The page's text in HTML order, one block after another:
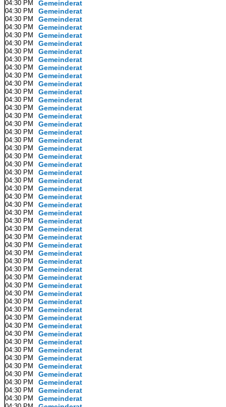
04:30 PM Gemeinderat
04:30 PM Gemeinderat
04:30 PM Gemeinderat
04:30 PM Gemeinderat
04:30 PM Gemeinderat
04:30 PM Gemeinderat
04:30 PM Gemeinderat
04:30 PM Gemeinderat
04:30 PM Gemeinderat
04:30 PM Gemeinderat
04:30 PM Gemeinderat
04:30 PM Gemeinderat
04:30 PM Gemeinderat
04:30 PM Gemeinderat
04:30 PM Gemeinderat
04:30 PM Gemeinderat
04:30 PM Gemeinderat
04:30 PM Gemeinderat
04:30 PM Gemeinderat
04:30 PM Gemeinderat
04:30 PM Gemeinderat
04:30 PM Gemeinderat
04:30 PM Gemeinderat
04:30 PM Gemeinderat
04:30 PM Gemeinderat
04:30 PM Gemeinderat
04:30 PM Gemeinderat
04:30 PM Gemeinderat
04:30 PM Gemeinderat
04:30 PM Gemeinderat
04:30 PM Gemeinderat
04:30 PM Gemeinderat
04:30 PM Gemeinderat
04:30 PM Gemeinderat
04:30 PM Gemeinderat
04:30 PM Gemeinderat
04:30 PM Gemeinderat
04:30 PM Gemeinderat
04:30 PM Gemeinderat
04:30 PM Gemeinderat
04:30 PM Gemeinderat
04:30 PM Gemeinderat
04:30 PM Gemeinderat
04:30 PM Gemeinderat
04:30 PM Gemeinderat
04:30 PM Gemeinderat
04:30 PM Gemeinderat
04:30 PM Gemeinderat
04:30 PM Gemeinderat
04:30 PM Gemeinderat